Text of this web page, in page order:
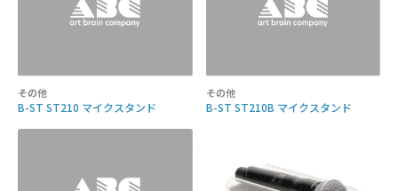
その他
B-ST ST210 マイクスタンド
その他
B-ST ST210B マイクスタンド